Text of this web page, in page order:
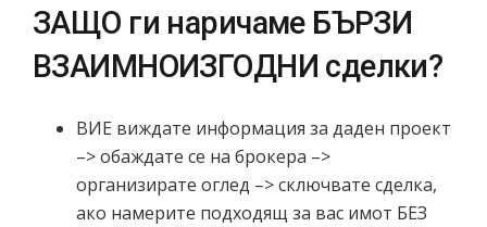
ЗАЩО ги наричаме БЪРЗИ
ВЗАИМНОИЗГОДНИ сделки?
ВИЕ виждате информация за даден проект
–> обаждате се на брокера –>
организирате оглед –> сключвате сделка,
ако намерите подходящ за вас имот БЕЗ